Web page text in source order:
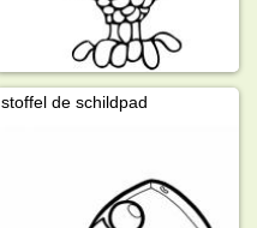
stoffel de schildpad